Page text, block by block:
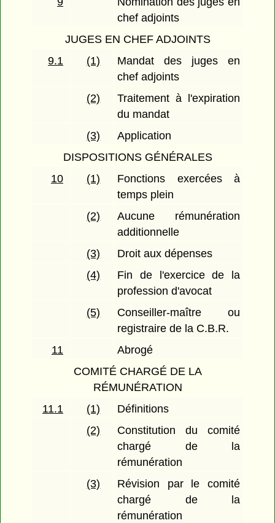
chef adjoints
JUGES EN CHEF ADJOINTS
9.1
(1)
Mandat des juges en
chef adjoints
(2)
Traitement à l'expiration
du mandat
(3)
Application
DISPOSITIONS GÉNÉRALES
10
(1)
Fonctions exercées à
temps plein
(2)
Aucune rémunération
additionnelle
(3)
Droit aux dépenses
(4)
Fin de l'exercice de la
profession d'avocat
(5)
Conseiller-maître ou
registraire de la C.B.R.
11
Abrogé
COMITÉ CHARGÉ DE LA
RÉMUNÉRATION
11.1
(1)
Définitions
(2)
Constitution du comité
chargé de la
rémunération
(3)
Révision par le comité
chargé de la
rémunération